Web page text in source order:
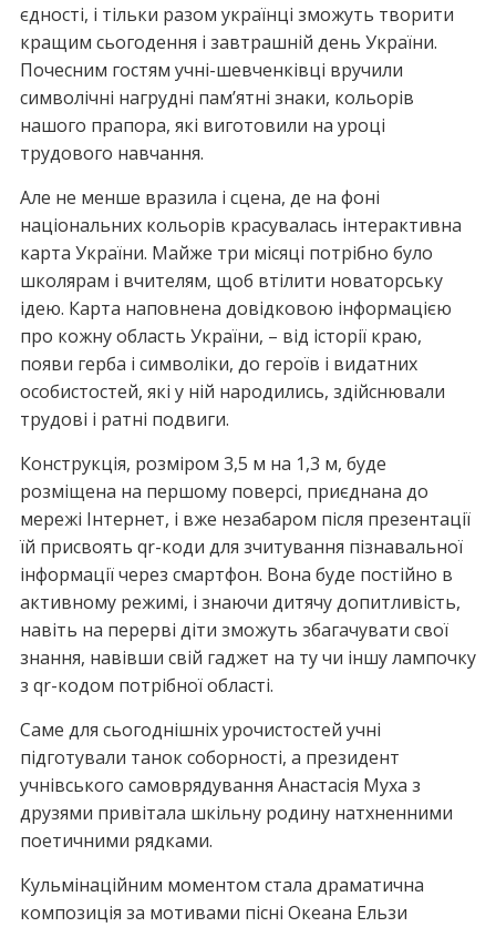
єдності, і тільки разом українці зможуть творити
кращим сьогодення і завтрашній день України.
Почесним гостям учні-шевченківці вручили
символічні нагрудні пам’ятні знаки, кольорів
нашого прапора, які виготовили на уроці
трудового навчання.
Але не менше вразила і сцена, де на фоні
національних кольорів красувалась інтерактивна
карта України. Майже три місяці потрібно було
школярам і вчителям, щоб втілити новаторську
ідею. Карта наповнена довідковою інформацією
про кожну область України, – від історії краю,
появи герба і символіки, до героїв і видатних
особистостей, які у ній народились, здійснювали
трудові і ратні подвиги.
Конструкція, розміром 3,5 м на 1,3 м, буде
розміщена на першому поверсі, приєднана до
мережі Інтернет, і вже незабаром після презентації
їй присвоять qr-коди для зчитування пізнавальної
інформації через смартфон. Вона буде постійно в
активному режимі, і знаючи дитячу допитливість,
навіть на перерві діти зможуть збагачувати свої
знання, навівши свій гаджет на ту чи іншу лампочку
з qr-кодом потрібної області.
Саме для сьогоднішніх урочистостей учні
підготували танок соборності, а президент
учнівського самоврядування Анастасія Муха з
друзями привітала шкільну родину натхненними
поетичними рядками.
Кульмінаційним моментом стала драматична
композиція за мотивами пісні Океана Ельзи